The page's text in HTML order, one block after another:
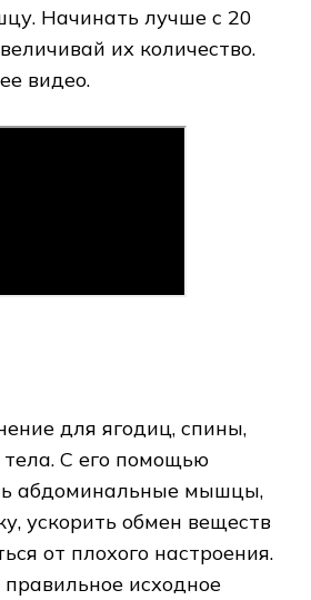
Начинать лучше с 20
их количество.
видео.
для ягодиц, спины,
тела. С его помощью
абдоминальные мышцы,
ускорить обмен веществ
от плохого настроения.
правильное исходное